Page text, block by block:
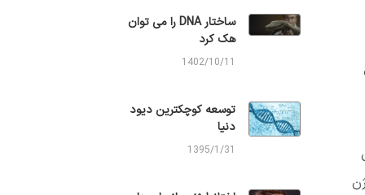
ساختار DNA را می توان
هک کرد
1402/10/11
توسعه کوچکترین دیود
دنیا
1395/1/31